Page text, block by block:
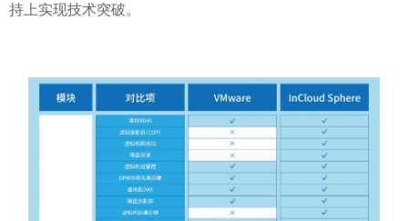
持上实现技术突破。